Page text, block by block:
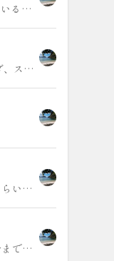
ミッドタウン地下 1F に入っているお肉の専門店。牛肉重 1000 円ほか。やはり専門店というだけあってかなり美味いし、ミッドタウンに入ってるだけあってやはり仕事が丁寧でとてもよい。六本木だとそこらへんの気取ってるだけで大して美味くもないミーハー居酒屋ランチでも 1000 円はかかるが、同じ料金でこんな満足度の高いランチをいただけていいんですか!?となる。まさに六本木のオアシスである。
シーフードレストラン。サラダ、スープ、パスタのセットで 880 円。まかない飯っぽい感じではあるがこの界隈ではかなり良心的な価格。昼時は近くのサラリーマンで賑わっている。ペイペイ使えます。
各種プレートランチ 1000 円くらい〜。新鮮な野菜たっぷりでありがたい。
めちゃうま親子丼 1000 円。今まで食べた親子丼の中で一番美味しいかもしれない。